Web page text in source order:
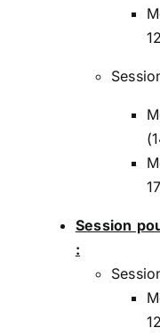
Session
: